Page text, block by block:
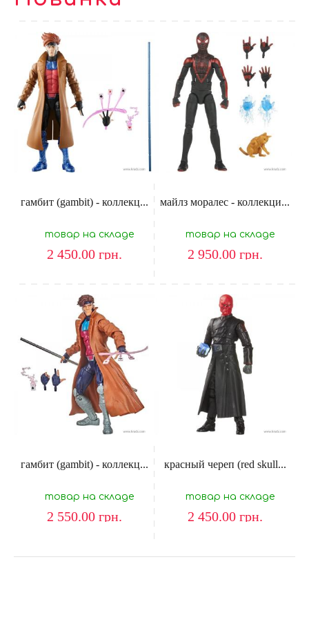
гамбит (gambit) - коллекц...
товар на складе
2 450.00 грн.
майлз моралес - коллекци...
товар на складе
2 950.00 грн.
гамбит (gambit) - коллекц...
товар на складе
2 550.00 грн.
красный череп (red skull...
товар на складе
2 450.00 грн.